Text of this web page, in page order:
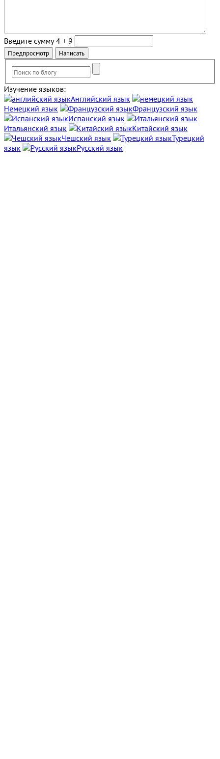
Введите сумму 4 + 9
Изучение языков:
Английский язык
Немецкий язык
Французский язык
Испанский язык
Итальянский язык
Китайский язык
Чешский язык
Турецкий
язык
Русский язык